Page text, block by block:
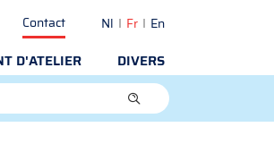
Contact Nl Fr En
D'ATELIER DIVERS